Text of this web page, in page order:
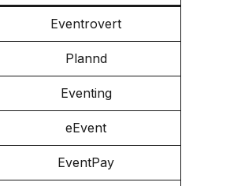
Eventrovert
Plannd
Eventing
eEvent
EventPay